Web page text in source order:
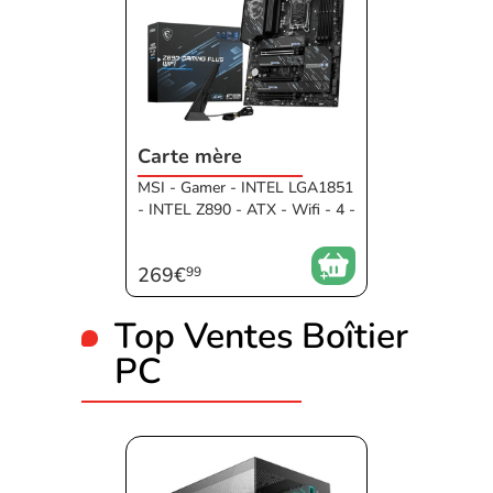
Carte mère
MSI - Gamer - INTEL LGA1851
- INTEL Z890 - ATX - Wifi - 4 -
256Go - Connecteur standard -
4 - 6400MHz PC51200 - 4800
MHz PC38400 - Sans GPU - S
ATA III - M.2 - Intel
269€99
Top Ventes Boîtier
PC